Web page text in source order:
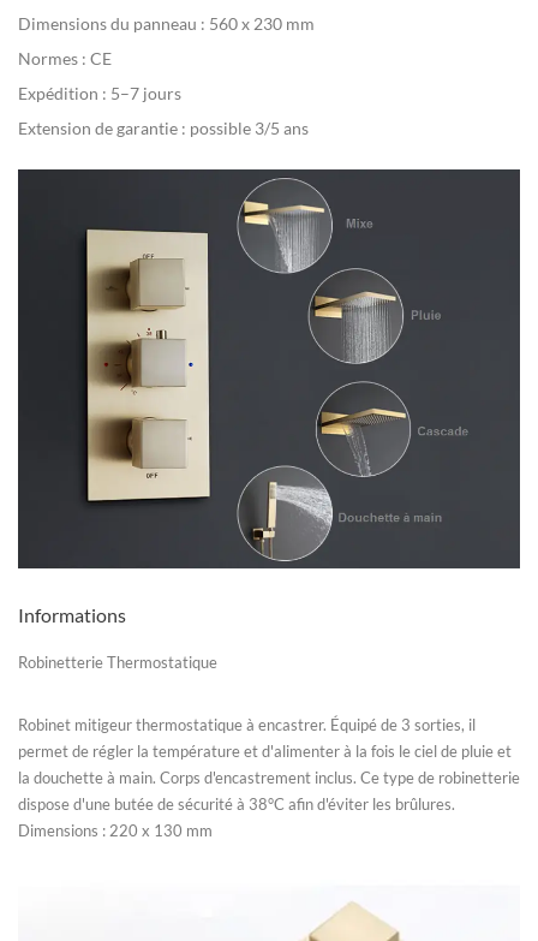
Dimensions du panneau : 560 x 230 mm
Normes : CE
Expédition : 5–7 jours
Extension de garantie : possible 3/5 ans
Informations
Robinetterie Thermostatique
Robinet mitigeur thermostatique à encastrer. Équipé de 3 sorties, il
permet de régler la température et d'alimenter à la fois le ciel de pluie et
la douchette à main. Corps d'encastrement inclus. Ce type de robinetterie
dispose d'une butée de sécurité à 38°C afin d'éviter les brûlures.
Dimensions : 220 x 130 mm